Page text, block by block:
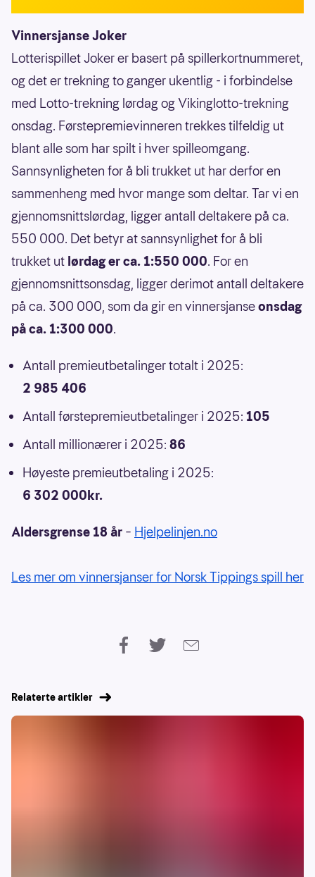
Vinnersjanse Joker
Lotterispillet Joker er basert på spillerkortnummeret,
og det er trekning to ganger ukentlig - i forbindelse
med Lotto-trekning lørdag og Vikinglotto-trekning
onsdag. Førstepremievinneren trekkes tilfeldig ut
blant alle som har spilt i hver spilleomgang.
Sannsynligheten for å bli trukket ut har derfor en
sammenheng med hvor mange som deltar. Tar vi en
gjennomsnittslørdag, ligger antall deltakere på ca.
550 000. Det betyr at sannsynlighet for å bli
trukket ut lørdag er ca. 1:550 000. For en
gjennomsnittsonsdag, ligger derimot antall deltakere
på ca. 300 000, som da gir en vinnersjanseonsdag
på ca. 1:300 000.
Antall premieutbetalinger totalt i 2025:
2 985 406
Antall førstepremieutbetalinger i 2025: 105
Antall millionærer i 2025: 86
Høyeste premieutbetaling i 2025:
6 302 000kr.
Aldersgrense 18 år – Hjelpelinjen.no
Les mer om vinnersjanser for Norsk Tippings spill her
Relaterte artikler